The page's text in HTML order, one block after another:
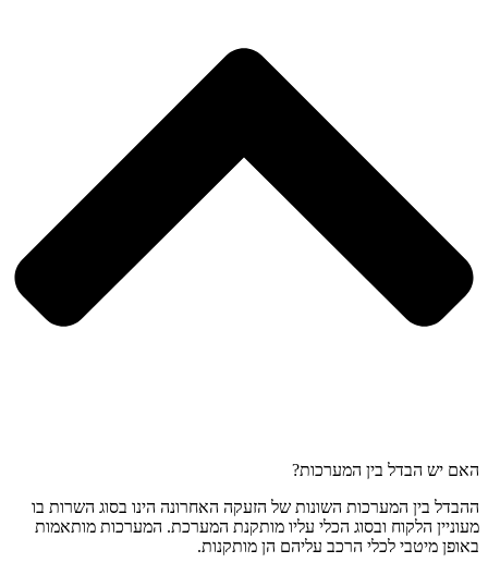
האם יש הבדל בין המערכות?
ההבדל בין המערכות השונות של הזעקה האחרונה הינו בסוג השרות בו
מעוניין הלקוח ובסוג הכלי עליו מותקנת המערכת. המערכות מותאמות
באופן מיטבי לכלי הרכב עליהם הן מותקנות.